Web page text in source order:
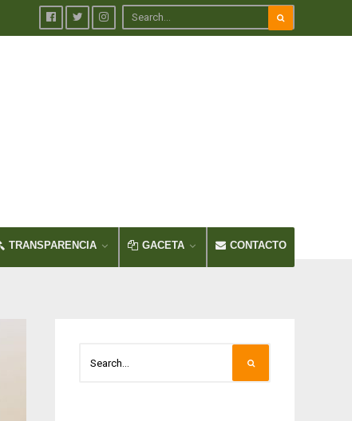
TRANSPARENCIA GACETA CONTACTO